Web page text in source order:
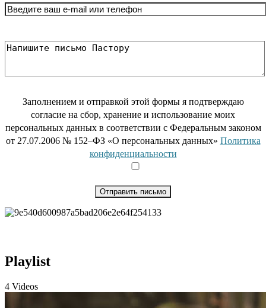
Заполнением и отправкой этой формы я подтверждаю
согласие на сбор, хранение и использование моих
персональных данных в соответствии с Федеральным законом
от 27.07.2006 № 152–ФЗ «О персональных данных» Политика
конфиденциальности
Playlist
4 Videos